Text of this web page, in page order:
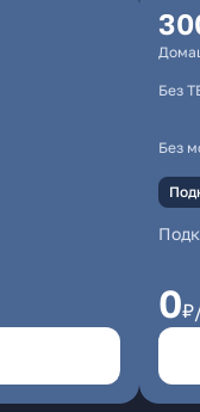
Без
Без
0